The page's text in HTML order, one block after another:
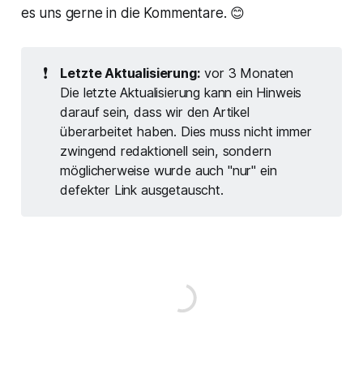
es uns gerne in die Kommentare. 😊
❗ Letzte Aktualisierung: vor 3 Monaten
Die letzte Aktualisierung kann ein Hinweis
darauf sein, dass wir den Artikel
überarbeitet haben. Dies muss nicht immer
zwingend redaktionell sein, sondern
möglicherweise wurde auch "nur" ein
defekter Link ausgetauscht.